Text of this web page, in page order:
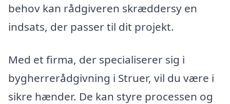
behov kan rådgiveren skræddersy en
indsats, der passer til dit projekt.
Med et firma, der specialiserer sig i
bygherrerådgivning i Struer, vil du være i
sikre hænder. De kan styre processen og